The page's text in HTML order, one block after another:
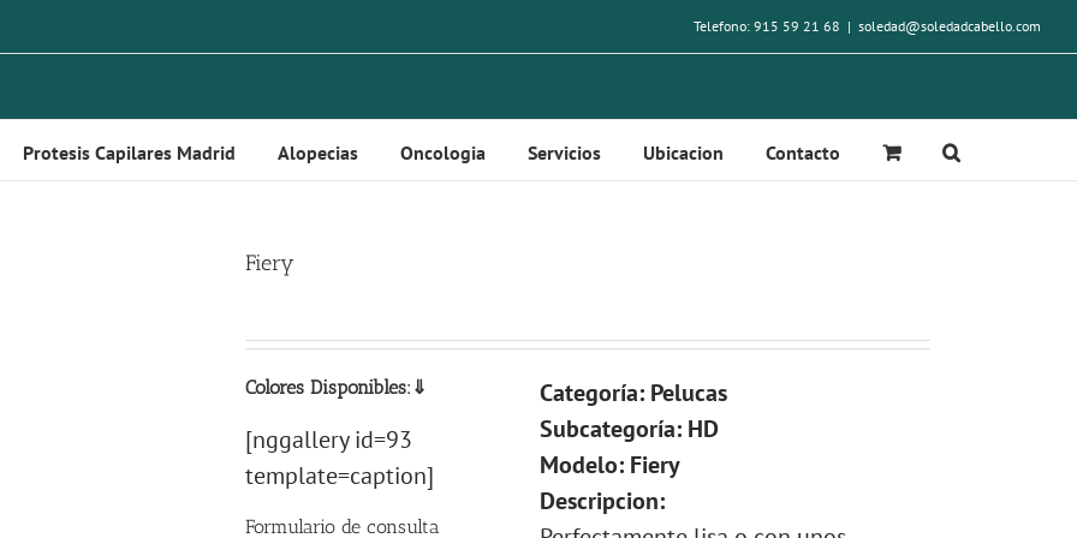
Telefono: 915 59 21 68 | soledad@soledadcabello.com
Protesis Capilares Madrid Alopecias Oncologia Servicios Ubicacion Contacto
Fiery
Categoría: Pelucas
Subcategoría: HD
Modelo: Fiery
Descripcion:
Colores Disponibles:⇓
[nggallery id=93
template=caption]
Formulario de consulta